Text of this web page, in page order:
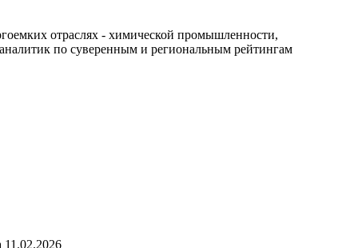
отраслях - химической промышленности,
по суверенным и региональным рейтингам
11.02.2026